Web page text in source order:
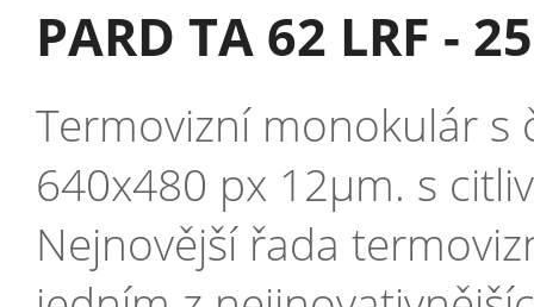
PARD TA 62 LRF -
Termovizní monokulár s
640x480 px 12µm. s
Nejnovější řada